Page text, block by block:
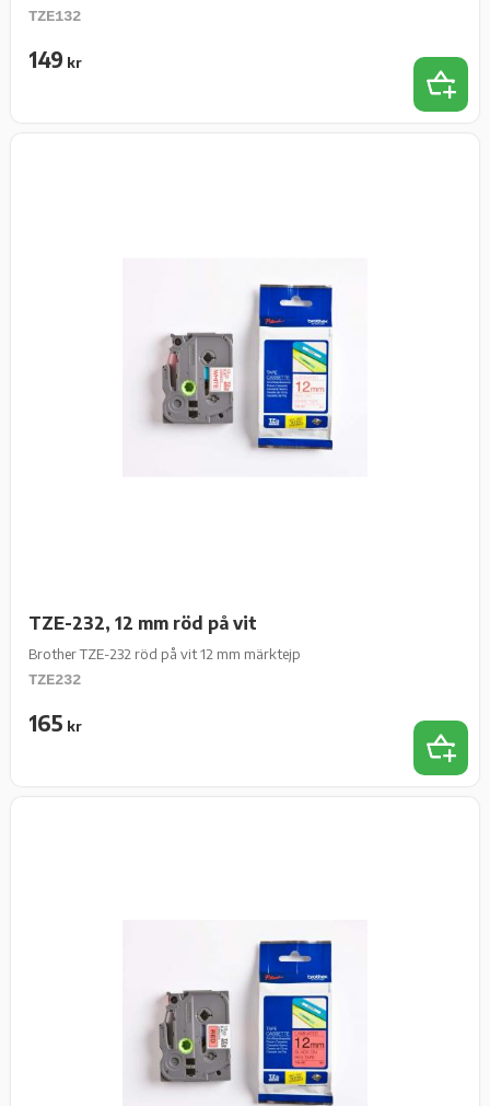
TZE132
149 kr
TZE-232, 12 mm röd på vit
Brother TZE-232 röd på vit 12 mm märktejp
TZE232
165 kr